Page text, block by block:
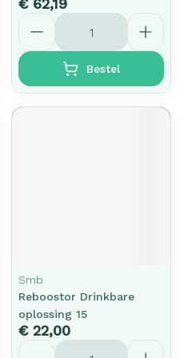
€ 62,19
Aantal
Bestel
Smb
Reboostor Drinkbare
oplossing 15
€ 22,00
Aantal